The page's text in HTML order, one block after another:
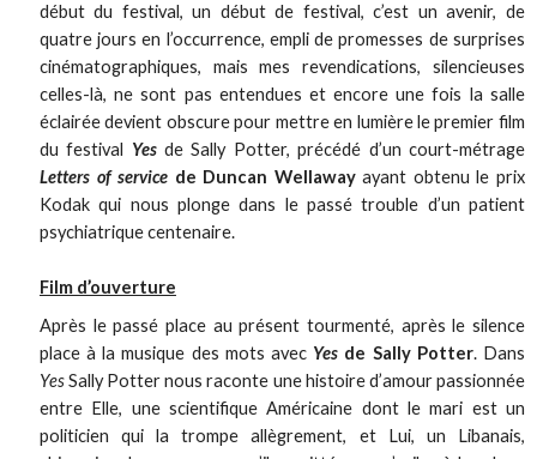
début du festival, un début de festival, c’est un avenir, de
quatre jours en l’occurrence, empli de promesses de surprises
cinématographiques, mais mes revendications, silencieuses
celles-là, ne sont pas entendues et encore une fois la salle
éclairée devient obscure pour mettre en lumière le premier film
du festival Yesde Sally Potter, précédé d’un court-métrage
Letters of service de Duncan Wellawayayant obtenu le prix
Kodak qui nous plonge dans le passé trouble d’un patient
psychiatrique centenaire.
Film d’ouverture
Après le passé place au présent tourmenté, après le silence
place à la musique des mots avec Yes de Sally Potter. Dans
YesSally Potter nous raconte une histoire d’amour passionnée
entre Elle, une scientifique Américaine dont le mari est un
politicien qui la trompe allègrement, et Lui, un Libanais,